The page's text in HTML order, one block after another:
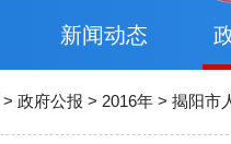
新闻动态
> 政府公报 > 2016年 > 揭阳市